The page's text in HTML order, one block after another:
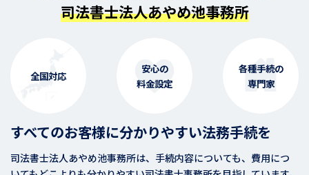
司法書士法人あやめ池事務所
全国対応
安心の
料金設定
各種手続の
専門家
すべてのお客様に分かりやすい法務手続を
司法書士法人あやめ池事務所は、手続内容についても、費用につ